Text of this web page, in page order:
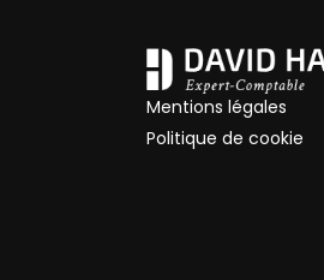
Mentions légales
Politique de cookie